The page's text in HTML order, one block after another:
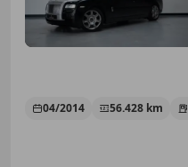
04/2014 56.428 km